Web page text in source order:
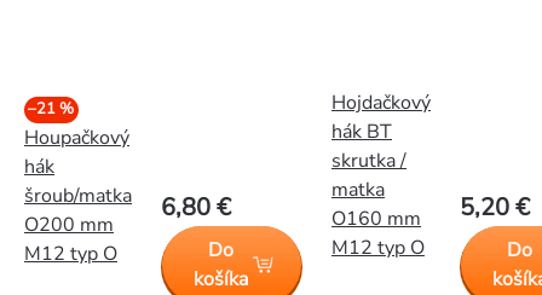
–21 %
Houpačkový
hák
šroub/matka
O200 mm
M12 typ O
6,80 €
Do
košíka
Hojdačkový
hák BT
skrutka /
matka
O160 mm
M12 typ O
5,20 €
Do